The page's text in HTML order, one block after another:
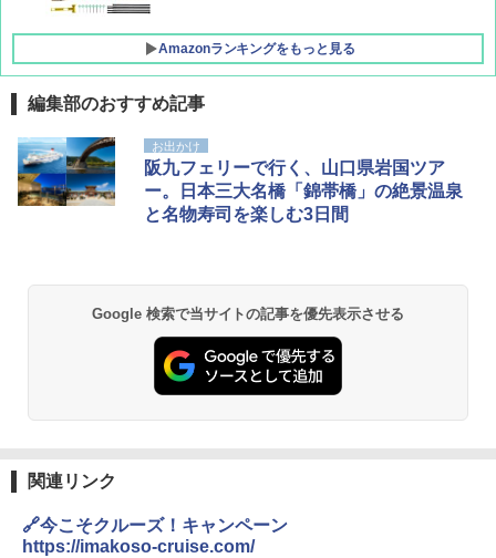
Amazonランキングをもっと見る
編集部のおすすめ記事
お出かけ
阪九フェリーで行く、山口県岩国ツア
ー。日本三大名橋「錦帯橋」の絶景温泉
と名物寿司を楽しむ3日間
Google 検索で当サイトの記事を優先表示させる
関連リンク
🔗今こそクルーズ！キャンペーン
https://imakoso-cruise.com/